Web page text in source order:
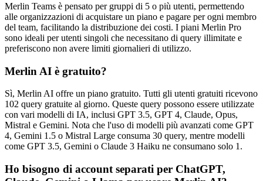
Merlin Teams è pensato per gruppi di 5 o più utenti, permettendo
alle organizzazioni di acquistare un piano e pagare per ogni membro
del team, facilitando la distribuzione dei costi. I piani Merlin Pro
sono ideali per utenti singoli che necessitano di query illimitate e
preferiscono non avere limiti giornalieri di utilizzo.
Merlin AI è gratuito?
Sì, Merlin AI offre un piano gratuito. Tutti gli utenti gratuiti ricevono
102 query gratuite al giorno. Queste query possono essere utilizzate
con vari modelli di IA, inclusi GPT 3.5, GPT 4, Claude, Opus,
Mistral e Gemini. Nota che l'uso di modelli più avanzati come GPT
4, Gemini 1.5 o Mistral Large consuma 30 query, mentre modelli
come GPT 3.5, Gemini o Claude 3 Haiku ne consumano solo 1.
Ho bisogno di account separati per ChatGPT,